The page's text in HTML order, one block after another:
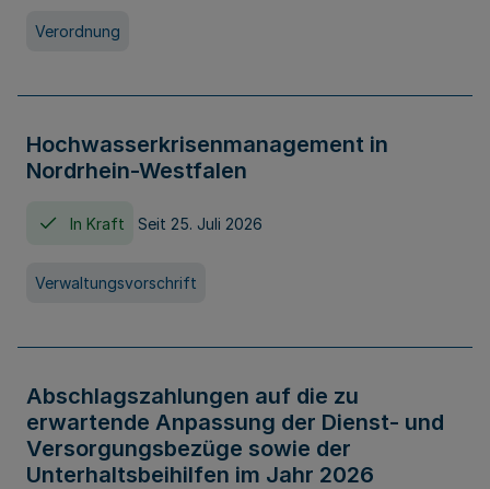
Verordnung
Hochwasserkrisenmanagement in
Nordrhein-Westfalen
In Kraft Seit 25. Juli 2026
Verwaltungsvorschrift
Abschlagszahlungen auf die zu
erwartende Anpassung der Dienst- und
Versorgungsbezüge sowie der
Unterhaltsbeihilfen im Jahr 2026